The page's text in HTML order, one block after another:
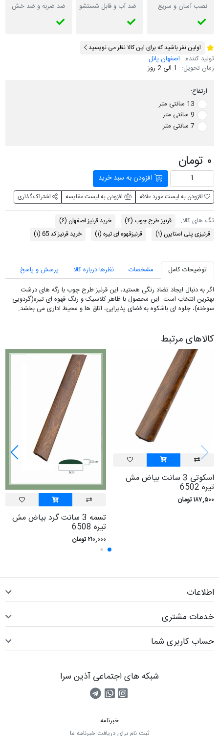
نصب آسان و سریع ضد آب و قابل شستشو ضد ضربه و ضد خش
اولین نفر باشید که برای این کالا نظر می نویسید
تولید کننده: اصفهان پانل
زمان تحویل: 1 الی 2 روز
ارتفاع:
13 سانتی متر
9 سانتی متر
7 سانتی متر
۰ تومان
افزودن به سبد خرید
افزودن به لیست مورد علاقه افزودن به لیست مقایسه اشتراک گذاری
تگ های کالا: قرنیز طرح چوب (۴) خرید قرنیز اصفهان (۶)
قرنیزی پلی استایرن (۱) قرنیزقهوه ای تیره (۱) خرید قرنیز کد 65 (۱)
توضیحات کامل مشخصات نظرها درباره کالا
پرسش و پاسخ
اگر به دنبال ایجاد تضاد رنگی هستید، این قرنیز طرح چوب با رگه های درشت
بهترین انتخاب است. این محصول با ظاهر کلاسیک و رنگ قهوه ای تیره(گردویی
سوخته)، جلوه ای باشکوه به فضای پذیرایی، اتاق ها و محیط اداری می بخشد.
کالاهای مرتبط
اسکوتی 3 سانت بياض مش
تيره 6502
۱۸۷,۵۰۰ تومان
تسمه 3 سانت گرد بياض مش
تيره 6508
۲۱۰,۰۰۰ تومان
اطلاعات
خدمات مشتری
حساب کاربری شما
شبکه های اجتماعی آذین سرا
صفحه اینستاگرام
تماس با واتس اپ
کانال تلگرام
خبرنامه
ثبت نام برای دریافت خبرنامه ما